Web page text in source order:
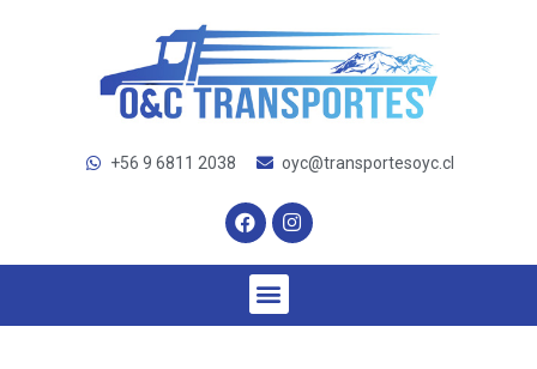
+56 9 6811 2038 oyc@transportesoyc.cl